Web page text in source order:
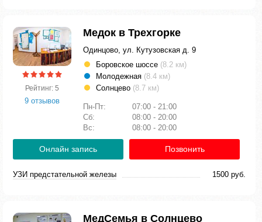
Рейтинг: 5
9 отзывов
Медок в Трехгорке
Одинцово, ул. Кутузовская д. 9
Боровское шоссе (8.2 км)
Молодежная (8.4 км)
Солнцево (8.7 км)
Пн-Пт:
07:00 - 21:00
Сб:
08:00 - 20:00
Вс:
08:00 - 20:00
Онлайн запись Позвонить
УЗИ предстательной железы 1500 руб.
МедСемья в Солнцево